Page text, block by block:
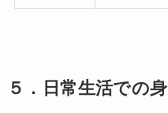
５．日常生活での